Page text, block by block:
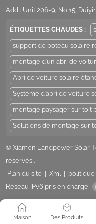
Add : Unit 206-9, No 15,
ÉTIQUETTES CHAUDES :
support de poteau solaire
montage d'un abri de
Abri de voiture solaire
Système d'abri de voiture
montage paysager sur toit
Solutions de montage sur
© Xiamen Landpower Solar
réservés .
Plan du site
Xml
Réseau IPv6 pris en charge
Maison Des Produits